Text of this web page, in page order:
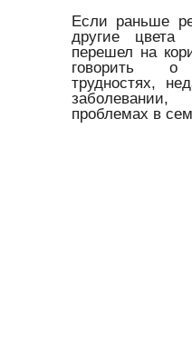
Если раньше
другие цвета
перешел на
говорить о
трудностях,
проблемах в